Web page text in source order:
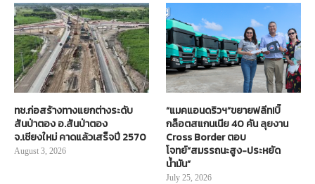
ทช.ก่อสร้างทางแยกต่างระดับ
สันป่าตอง อ.สันป่าตอง
จ.เชียงใหม่ คาดแล้วเสร็จปี 2570
August 3, 2026
“แมคแอนดริวฯ”ขยายฟลีท!บิ๊
กล็อตสแกนเนีย 40 คัน ลุยงาน
Cross Border ตอบ
โจทย์“สมรรถนะสูง-ประหยัด
น้ำมัน”
July 25, 2026